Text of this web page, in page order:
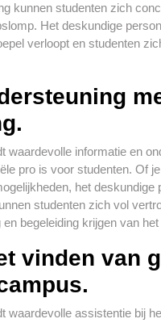
kunnen studenten zich
Het deskundige
verloopt en studenten
waardevolle informatie en
pro is voor studenten. Of
het
studenten zich vol
begeleiding krijgen van
vinden van
waardevolle assistentie bij